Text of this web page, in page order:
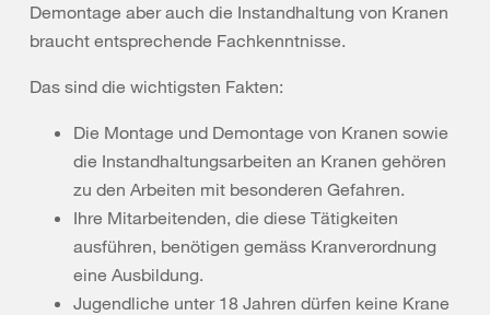
Demontage aber auch die Instandhaltung von Kranen
braucht entsprechende Fachkenntnisse.
Das sind die wichtigsten Fakten:
Die Montage und Demontage von Kranen sowie
die Instandhaltungsarbeiten an Kranen gehören
zu den Arbeiten mit besonderen Gefahren.
Ihre Mitarbeitenden, die diese Tätigkeiten
ausführen, benötigen gemäss Kranverordnung
eine Ausbildung.
Jugendliche unter 18 Jahren dürfen keine Krane